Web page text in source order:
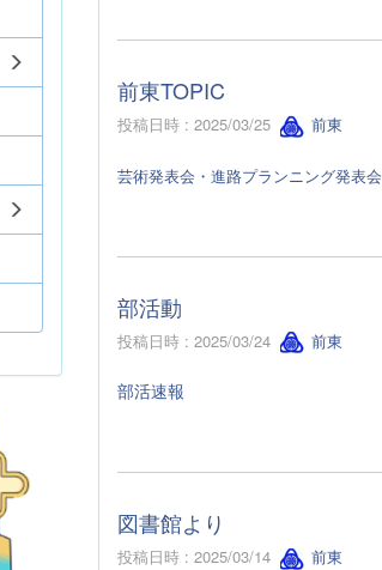
前東TOPIC
投稿日時 : 2025/03/25 前東
芸術発表会・進路プランニング発表会
部活動
投稿日時 : 2025/03/24 前東
部活速報
図書館より
投稿日時 : 2025/03/14 前東